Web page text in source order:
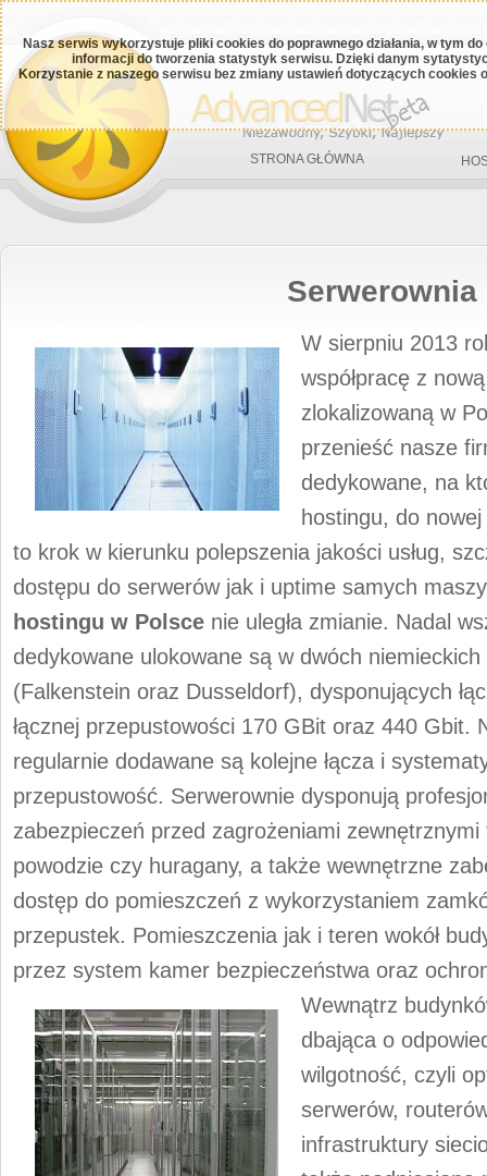
Nasz serwis wykorzystuje pliki cookies do poprawnego działania, w tym
informacji do tworzenia statystyk serwisu. Dzięki danym
Korzystanie z naszego serwisu bez zmiany ustawień dotyczących cookies
STRONA GŁÓWNA
Serwerownia
W sierpniu 2013
współpracę z
zlokalizowaną w
przenieść nasze
dedykowane, na
hostingu, do
to krok w kierunku polepszenia jakości usług,
dostępu do serwerów jak i uptime samych
hostingu w Polsce nie uległa zmianie. Nadal
dedykowane ulokowane są w dwóch
(Falkenstein oraz Dusseldorf), dysponujących
łącznej przepustowości 170 GBit oraz 440 Gbit.
regularnie dodawane są kolejne łącza i
przepustowość. Serwerownie dysponują
zabezpieczeń przed zagrożeniami zewnętrznymi
powodzie czy huragany, a także wewnętrzne
dostęp do pomieszczeń z wykorzystaniem
przepustek. Pomieszczenia jak i teren wokół
przez system kamer bezpieczeństwa oraz
Wewnątrz
dbająca o
wilgotność, czyli
serwerów,
infrastruktury